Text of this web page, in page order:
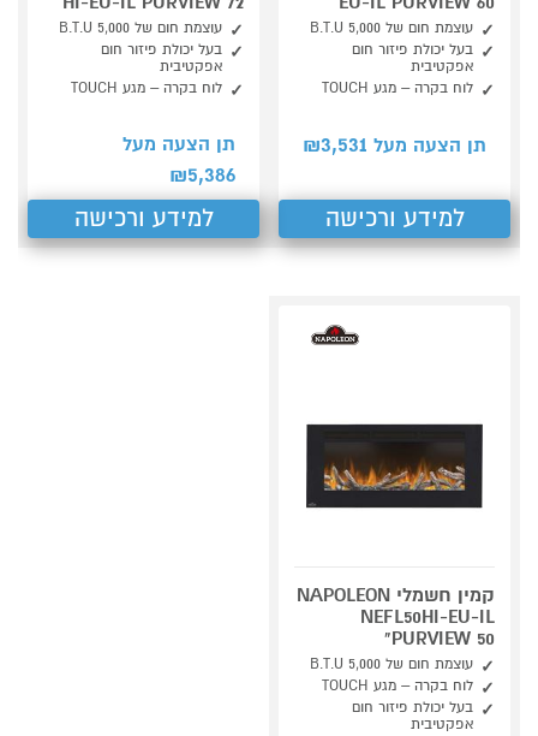
עוצמת חום של 5,000 B.T.U
בעל יכולת פיזור חום
אפקטיבית
לוח בקרה – מגע TOUCH
תן הצעה מעל ₪ 3,531
למידע ורכישה
עוצמת חום של 5,000 B.T.U
בעל יכולת פיזור חום
אפקטיבית
לוח בקרה – מגע TOUCH
תן הצעה מעל
₪5,386
למידע ורכישה
קמין חשמלי NAPOLEON
NEFL50HI-EU-IL
"PURVIEW 50
עוצמת חום של 5,000 B.T.U
לוח בקרה – מגע TOUCH
בעל יכולת פיזור חום
אפקטיבית